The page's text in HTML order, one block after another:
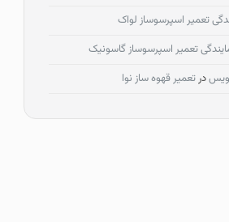
تعمیر اسپرسوساز لواک
تعمیر اسپرسوساز گاسونیک
درتعمیر قهوه ساز نوا